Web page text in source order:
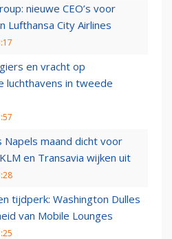
nieuwe CEO’s voor
Lufthansa City Airlines
en vracht op
luchthavens in tweede
Napels maand dicht voor
en Transavia wijken uit
tijdperk: Washington Dulles
van Mobile Lounges